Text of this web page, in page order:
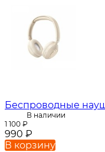
Беспроводные
В наличии
1 100 ₽
990 ₽
В корзину